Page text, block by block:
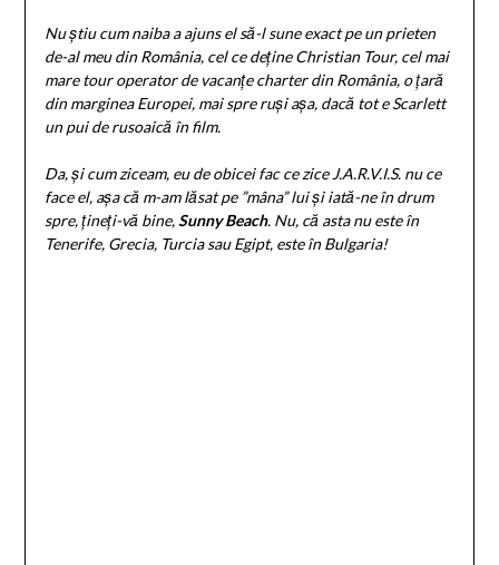
Nu știu cum naiba a ajuns el să-l sune exact pe un prieten
de-al meu din România, cel ce deține Christian Tour, cel mai
mare tour operator de vacanțe charter din România, o țară
din marginea Europei, mai spre ruși așa, dacă tot e Scarlett
un pui de rusoaică în film.
Da, și cum ziceam, eu de obicei fac ce zice J.A.R.V.I.S. nu ce
face el, așa că m-am lăsat pe ”mâna” lui și iată-ne în drum
spre, țineți-vă bine,Sunny Beach. Nu, că asta nu este în
Tenerife, Grecia, Turcia sau Egipt, este în Bulgaria!